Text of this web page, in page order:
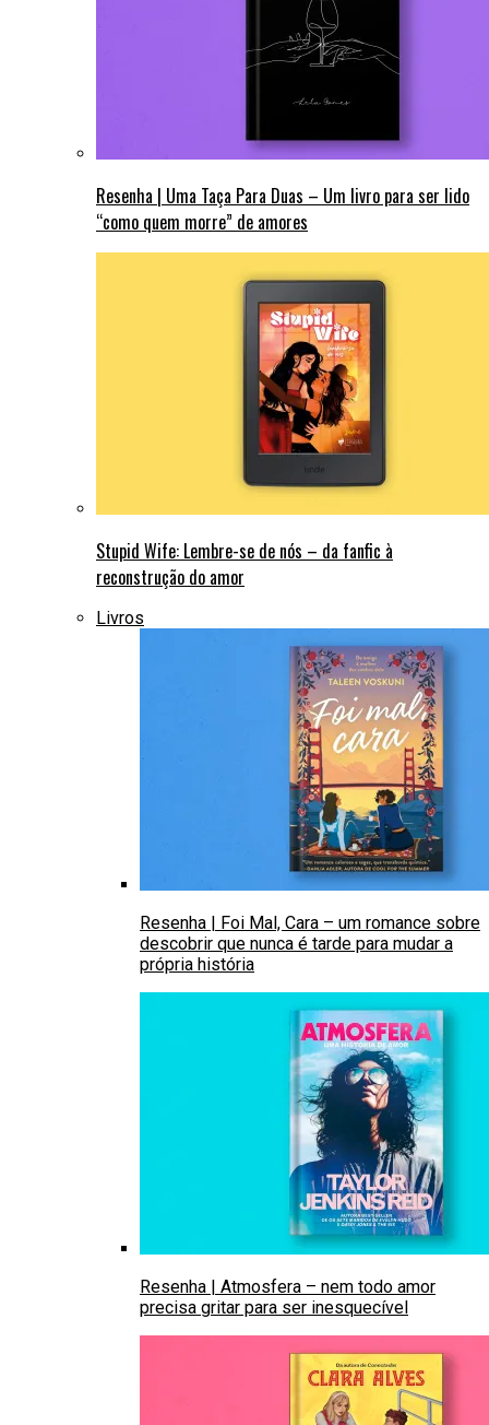
Resenha | Uma Taça Para Duas – Um livro para ser lido
“como quem morre” de amores
Stupid Wife: Lembre-se de nós – da fanfic à
reconstrução do amor
Livros
Resenha | Foi Mal, Cara – um romance sobre
descobrir que nunca é tarde para mudar a
própria história
Resenha | Atmosfera – nem todo amor
precisa gritar para ser inesquecível